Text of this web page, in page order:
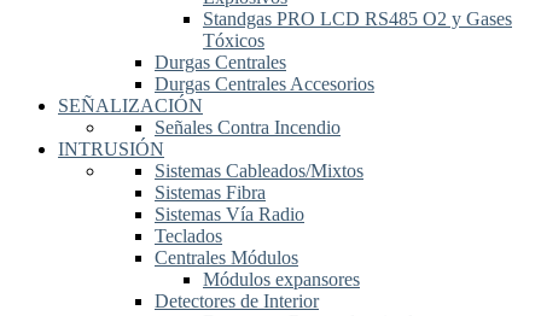
Standgas PRO LCD RS485 O2 y Gases
Tóxicos
Durgas Centrales
Durgas Centrales Accesorios
SEÑALIZACIÓN
Señales Contra Incendio
INTRUSIÓN
Sistemas Cableados/Mixtos
Sistemas Fibra
Sistemas Vía Radio
Teclados
Centrales Módulos
Módulos expansores
Detectores de Interior